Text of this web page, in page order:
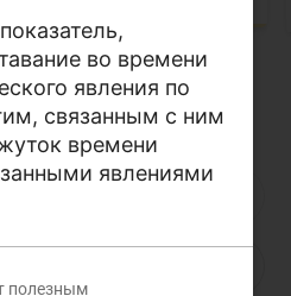
грамотности
Латиница
во времени
явления по
связанным с ним
времени
явлениями
полезным